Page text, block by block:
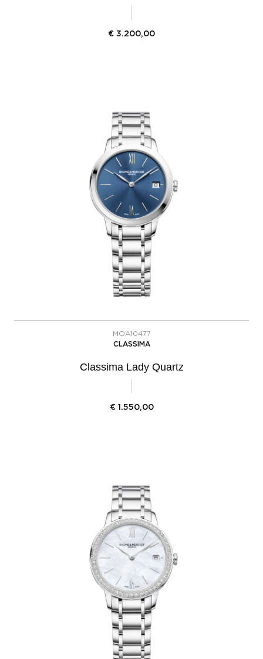
€ 3.200,00
MOA10477
CLASSIMA
Classima Lady Quartz
€ 1.550,00